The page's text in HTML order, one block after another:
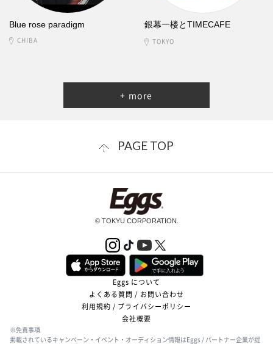
Blue rose paradigm
CHIBA
銀幕一楼とTIMECAFE
TOKYO
+ more
PAGE TOP
© TOKYU CORPORATION.
Eggs について
よくある質問 / お問い合わせ
利用規約 / プライバシーポリシー
会社概要
※免責事項
掲載されているキャンペーン・イベント・オーディション情報はEggs / パートナー企業が提